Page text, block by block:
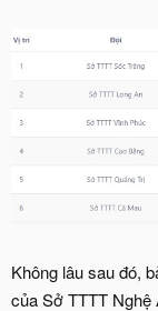
Không lâu sau đó,
của Sở TTTT Nghệ